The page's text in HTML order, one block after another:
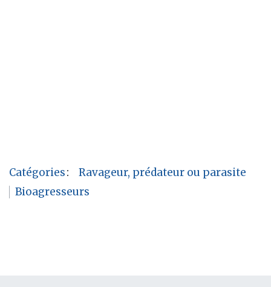
Catégories:
Ravageur, prédateur ou parasite
Bioagresseurs